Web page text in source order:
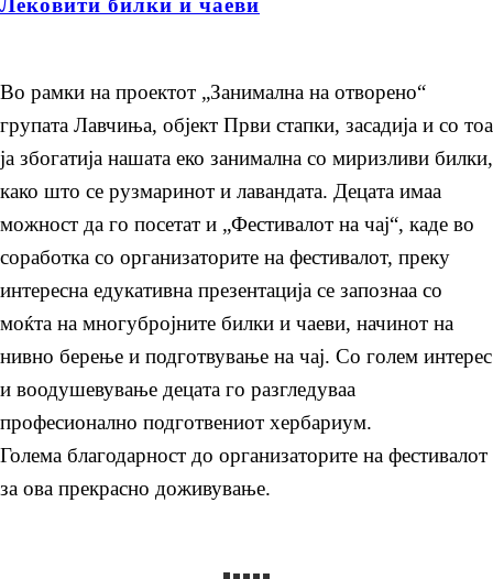
Лековити билки и чаеви
Во рамки на проектот „Занимална на отворено“
групата Лавчиња, објект Први стапки, засадија и со тоа
ја збогатија нашата еко занимална со миризливи билки,
како што се рузмаринот и лавандата. Децата имаа
можност да го посетат и „Фестивалот на чај“, каде во
соработка со организаторите на фестивалот, преку
интересна едукативна презентација се запознаа со
моќта на многубројните билки и чаеви, начинот на
нивно берење и подготвување на чај. Со голем интерес
и воодушевување децата го разгледуваа
професионално подготвениот хербариум.
Голема благодарност до организаторите на фестивалот
за ова прекрасно доживување.